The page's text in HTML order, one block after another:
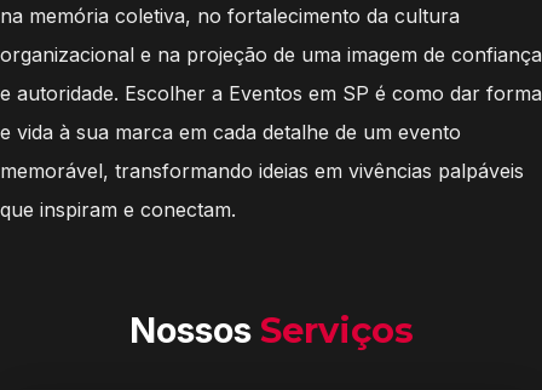
na memória coletiva, no fortalecimento da cultura
organizacional e na projeção de uma imagem de confiança
e autoridade. Escolher a Eventos em SP é como dar forma
e vida à sua marca em cada detalhe de um evento
memorável, transformando ideias em vivências palpáveis
que inspiram e conectam.
Nossos Serviços